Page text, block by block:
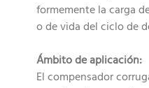
formemente la carga
o de vida del ciclo de
Ámbito de aplicación:
El compensador